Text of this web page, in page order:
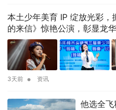
本土少年美育 IP 绽放光彩
的来信》惊艳公演，彰显龙
3天前 • 资讯
他选全飞秒